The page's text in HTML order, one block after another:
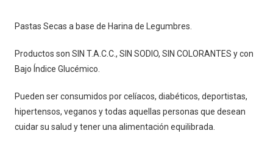
Pastas Secas a base de Harina de Legumbres.
Productos son SIN T.A.C.C., SIN SODIO, SIN COLORANTES y con
Bajo Índice Glucémico.
Pueden ser consumidos por celíacos, diabéticos, deportistas,
hipertensos, veganos y todas aquellas personas que desean
cuidar su salud y tener una alimentación equilibrada.